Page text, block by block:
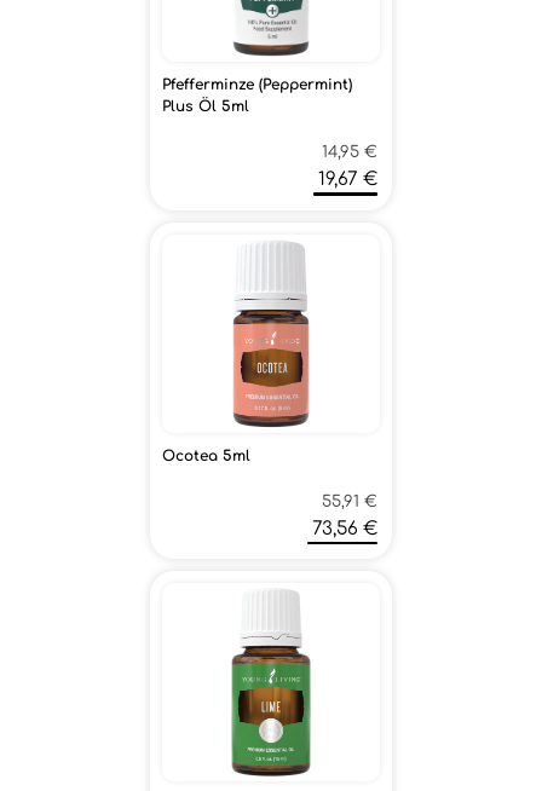
Pfefferminze (Peppermint)
Plus Öl 5ml
14,95 €
19,67 €
Ocotea 5ml
55,91 €
73,56 €